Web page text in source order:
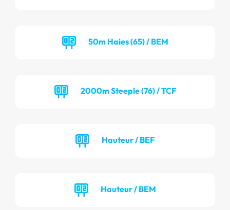
50m Haies (65) / BEM
2000m Steeple (76) / TCF
Hauteur / BEF
Hauteur / BEM